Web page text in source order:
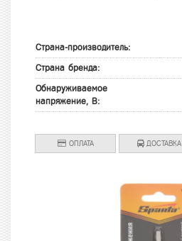
Страна-производитель:
Страна бренда:
Обнаруживаемое
напряжение, В:
ОПЛАТА ДОСТАВКА